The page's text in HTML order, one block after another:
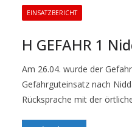
EINSATZBERICHT
H GEFAHR 1
Am 26.04. wurde der
Gefahrguteinsatz nach
Rücksprache mit der